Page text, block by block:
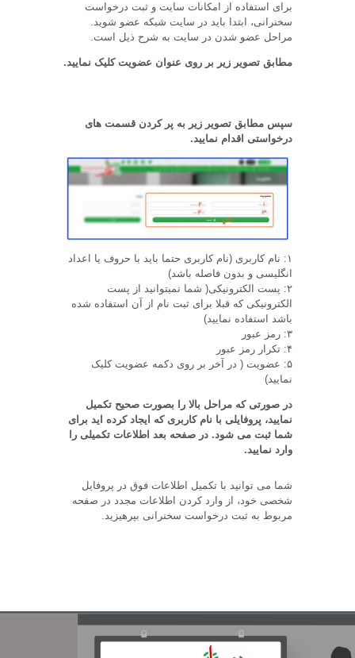
برای استفاده از امکانات سایت و ثبت درخواست
سخنرانی، ابتدا باید در سایت شبکه عضو شوید.
مراحل عضو شدن در سایت به شرح ذیل است.
مطابق تصویر زیر بر روی عنوان عضویت کلیک نمایید.
سپس مطابق تصویر زیر به پر کردن قسمت های
درخواستی اقدام نمایید.
۱: نام کاربری (نام کاربری حتما باید با حروف یا اعداد
انگلیسی و بدون فاصله باشد)
۲: پست الکترونیکی( شما نمیتوانید از پست
الکترونیکی که قبلا برای ثبت نام از آن استفاده شده
باشد استفاده نمایید)
۳: رمز عبور
۴: تکرار رمز عبور
۵: عضویت ( در آخر بر روی دکمه عضویت کلیک
نمایید)
در صورتی که مراحل بالا را بصورت صحیح تکمیل
نمایید، پروفایلی با نام کاربری که ایجاد کرده اید برای
شما ثبت می شود. در صفحه بعد اطلاعات تکمیلی را
وارد نمایید.
شما می توانید با تکمیل اطلاعات فوق در پروفایل
شخصی خود، از وارد کردن اطلاعات مجدد در صفحه
مربوط به ثبت درخواست سخنرانی بپرهیزید.